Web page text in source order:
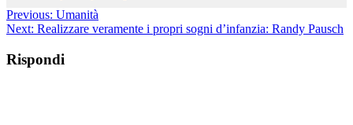
Previous: Umanità
Next: Realizzare veramente i propri sogni d’infanzia: Randy Pausch
Rispondi